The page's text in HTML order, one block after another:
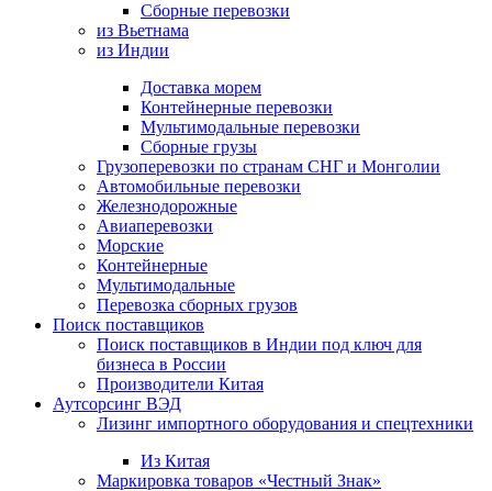
Сборные перевозки
из Вьетнама
из Индии
Доставка морем
Контейнерные перевозки
Мультимодальные перевозки
Сборные грузы
Грузоперевозки по странам СНГ и Монголии
Автомобильные перевозки
Железнодорожные
Авиаперевозки
Морские
Контейнерные
Мультимодальные
Перевозка сборных грузов
Поиск поставщиков
Поиск поставщиков в Индии под ключ для
бизнеса в России
Производители Китая
Аутсорсинг ВЭД
Лизинг импортного оборудования и спецтехники
Из Китая
Маркировка товаров «Честный Знак»